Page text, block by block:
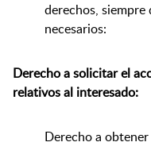
derechos,
necesarios:
Derecho a solicitar el
relativos al interesado:
Derecho a